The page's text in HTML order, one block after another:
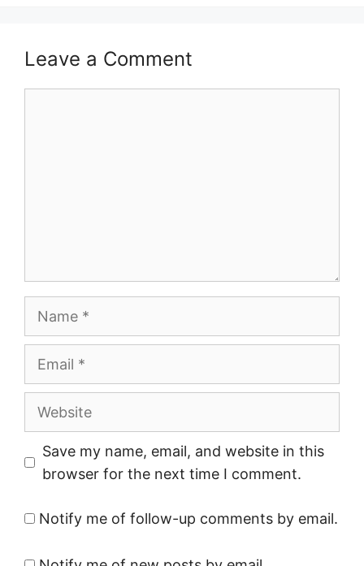
Leave a Comment
Website
Save my name, email, and website in this
browser for the next time I comment.
Notify me of follow-up comments by email.